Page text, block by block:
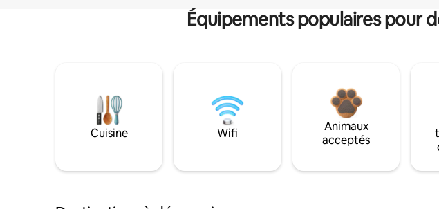
Équipements populaires pour
Cuisine Wifi
Animaux
acceptés